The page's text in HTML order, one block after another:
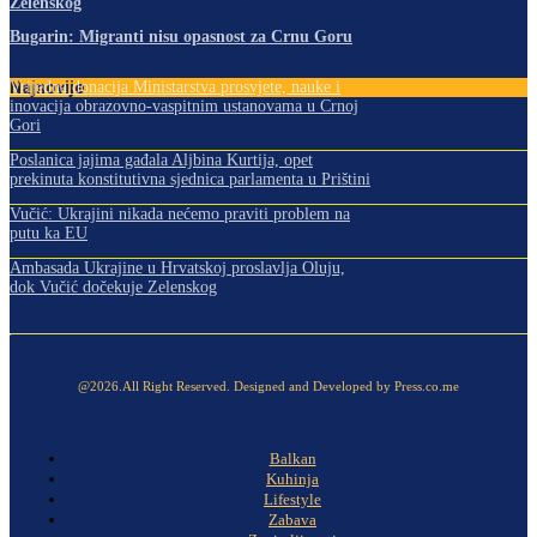
Bugarin: Migranti nisu opasnost za Crnu Goru
Najnovije
Vrijedna donacija Ministarstva prosvjete, nauke i
inovacija obrazovno-vaspitnim ustanovama u Crnoj
Gori
Poslanica jajima gađala Aljbina Kurtija, opet
prekinuta konstitutivna sjednica parlamenta u Prištini
Vučić: Ukrajini nikada nećemo praviti problem na
putu ka EU
Ambasada Ukrajine u Hrvatskoj proslavlja Oluju,
dok Vučić dočekuje Zelenskog
@2026.All Right Reserved. Designed and Developed by Press.co.me
Balkan
Kuhinja
Lifestyle
Zabava